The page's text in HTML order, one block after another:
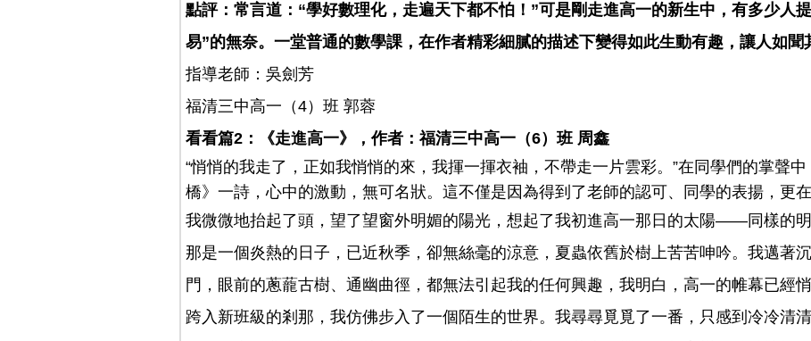
點評：常言道：“學好數理化，走遍天下都不怕！”可是剛走進高一的新生中，有多少人
易”的無奈。一堂普通的數學課，在作者精彩細膩的描述下變得如此生動有趣，讓人如聞
指導老師：吳劍芳
福清三中高一（4）班 郭蓉
看看篇2：《走進高一》，作者：福清三中高一（6）班 周鑫
“悄悄的我走了，正如我悄悄的來，我揮一揮衣袖，不帶走一片雲彩。”在同學們的掌聲
橋》一詩，心中的激動，無可名狀。這不僅是因為得到了老師的認可、同學的表揚，更
我微微地抬起了頭，望了望窗外明媚的陽光，想起了我初進高一那日的太陽——同樣的明
那是一個炎熱的日子，已近秋季，卻無絲毫的涼意，夏蟲依舊於樹上苦苦呻吟。我邁著
門，眼前的蔥蘢古樹、通幽曲徑，都無法引起我的任何興趣，我明白，高一的帷幕已經
跨入新班級的剎那，我仿佛步入了一個陌生的世界。我尋尋覓覓了一番，只感到冷冷清